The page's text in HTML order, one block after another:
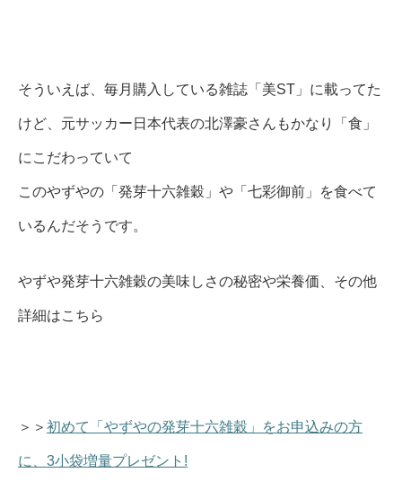
そういえば、毎月購入している雑誌「美ST」に載ってた
けど、元サッカー日本代表の北澤豪さんもかなり「食」
にこだわっていて
このやずやの「発芽十六雑穀」や「七彩御前」を食べて
いるんだそうです。
やずや発芽十六雑穀の美味しさの秘密や栄養価、その他
詳細はこちら
＞＞ 初めて「やずやの発芽十六雑穀」をお申込みの方
に、3小袋増量プレゼント!